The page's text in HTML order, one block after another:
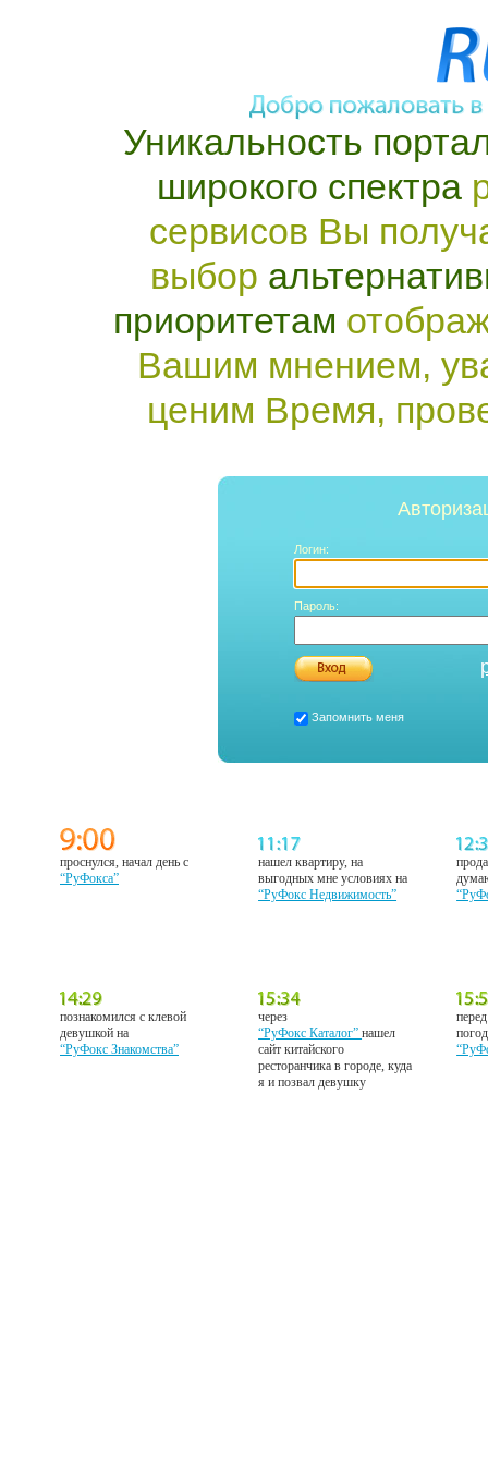
Уникальность
широкого спектра
сервисов Вы
выбор
приоритетам
Вашим мнением,
ценим Время,
Логин:
Пароль:
Запомнить меня
проснулся, начал день с
“РуФокса”
нашел квартиру, на
выгодных мне условиях на
“РуФокс Недвижимость”
познакомился с клевой
девушкой на
“РуФокс Знакомства”
через
“РуФокс Каталог”нашел
сайт китайского
ресторанчика в городе, куда
я и позвал девушку